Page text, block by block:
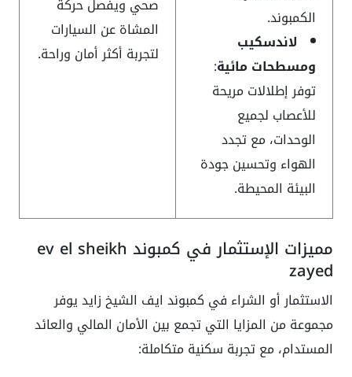
الكمبوند.
لاندسكيب
ومسطحات مائية:
توفر إطلالات مريحة
للأعصاب لجميع
الوحدات، مع تجدد
الهواء وتحسين جودة
البيئة المحيطة.
المشاة عن السيارات
لتجربة أكثر أمان وراحة.
مميزات الإستثمار في كمبوند ev el sheikh
zayed
الاستثمار أو الشراء في كمبوند ايف الشيخ زايد يوفر
مجموعة من المزايا التي تجمع بين الأمان المالي والعائد
المستدام، مع تجربة سكنية متكاملة: